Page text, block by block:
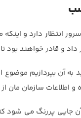
انتظار دارد و اینکه
داد و قادر خواهند بود
به آن بپردازیم
و اطلاعات سازمان
جایی پررنگ می شود